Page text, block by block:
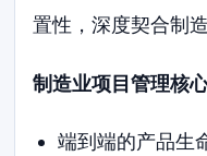
置性，深度契合制
制造业项目管理核
端到端的产品生